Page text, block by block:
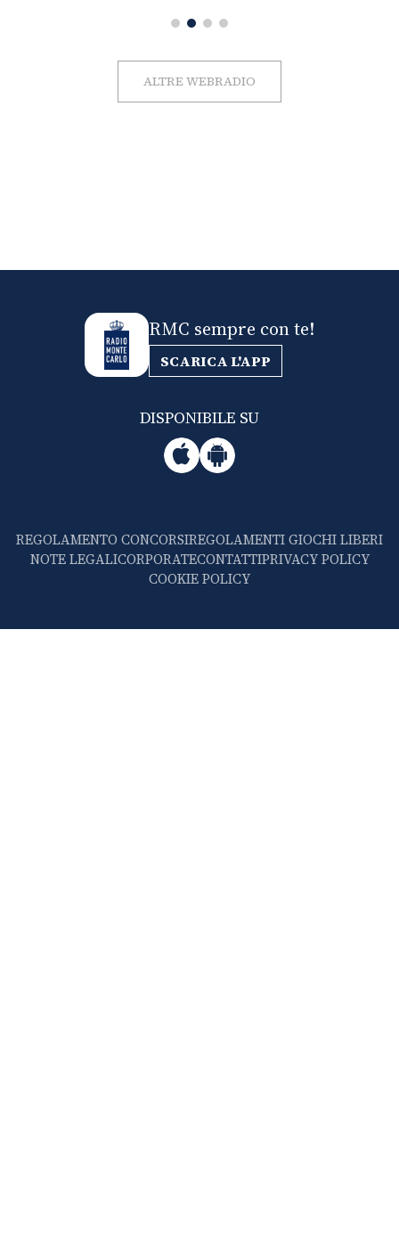
ALTRE WEBRADIO
RMC sempre con te!
SCARICA L'APP
DISPONIBILE SU
REGOLAMENTO CONCORSIREGOLAMENTI GIOCHI LIBERI
NOTE LEGALICORPORATECONTATTIPRIVACY POLICY
COOKIE POLICY